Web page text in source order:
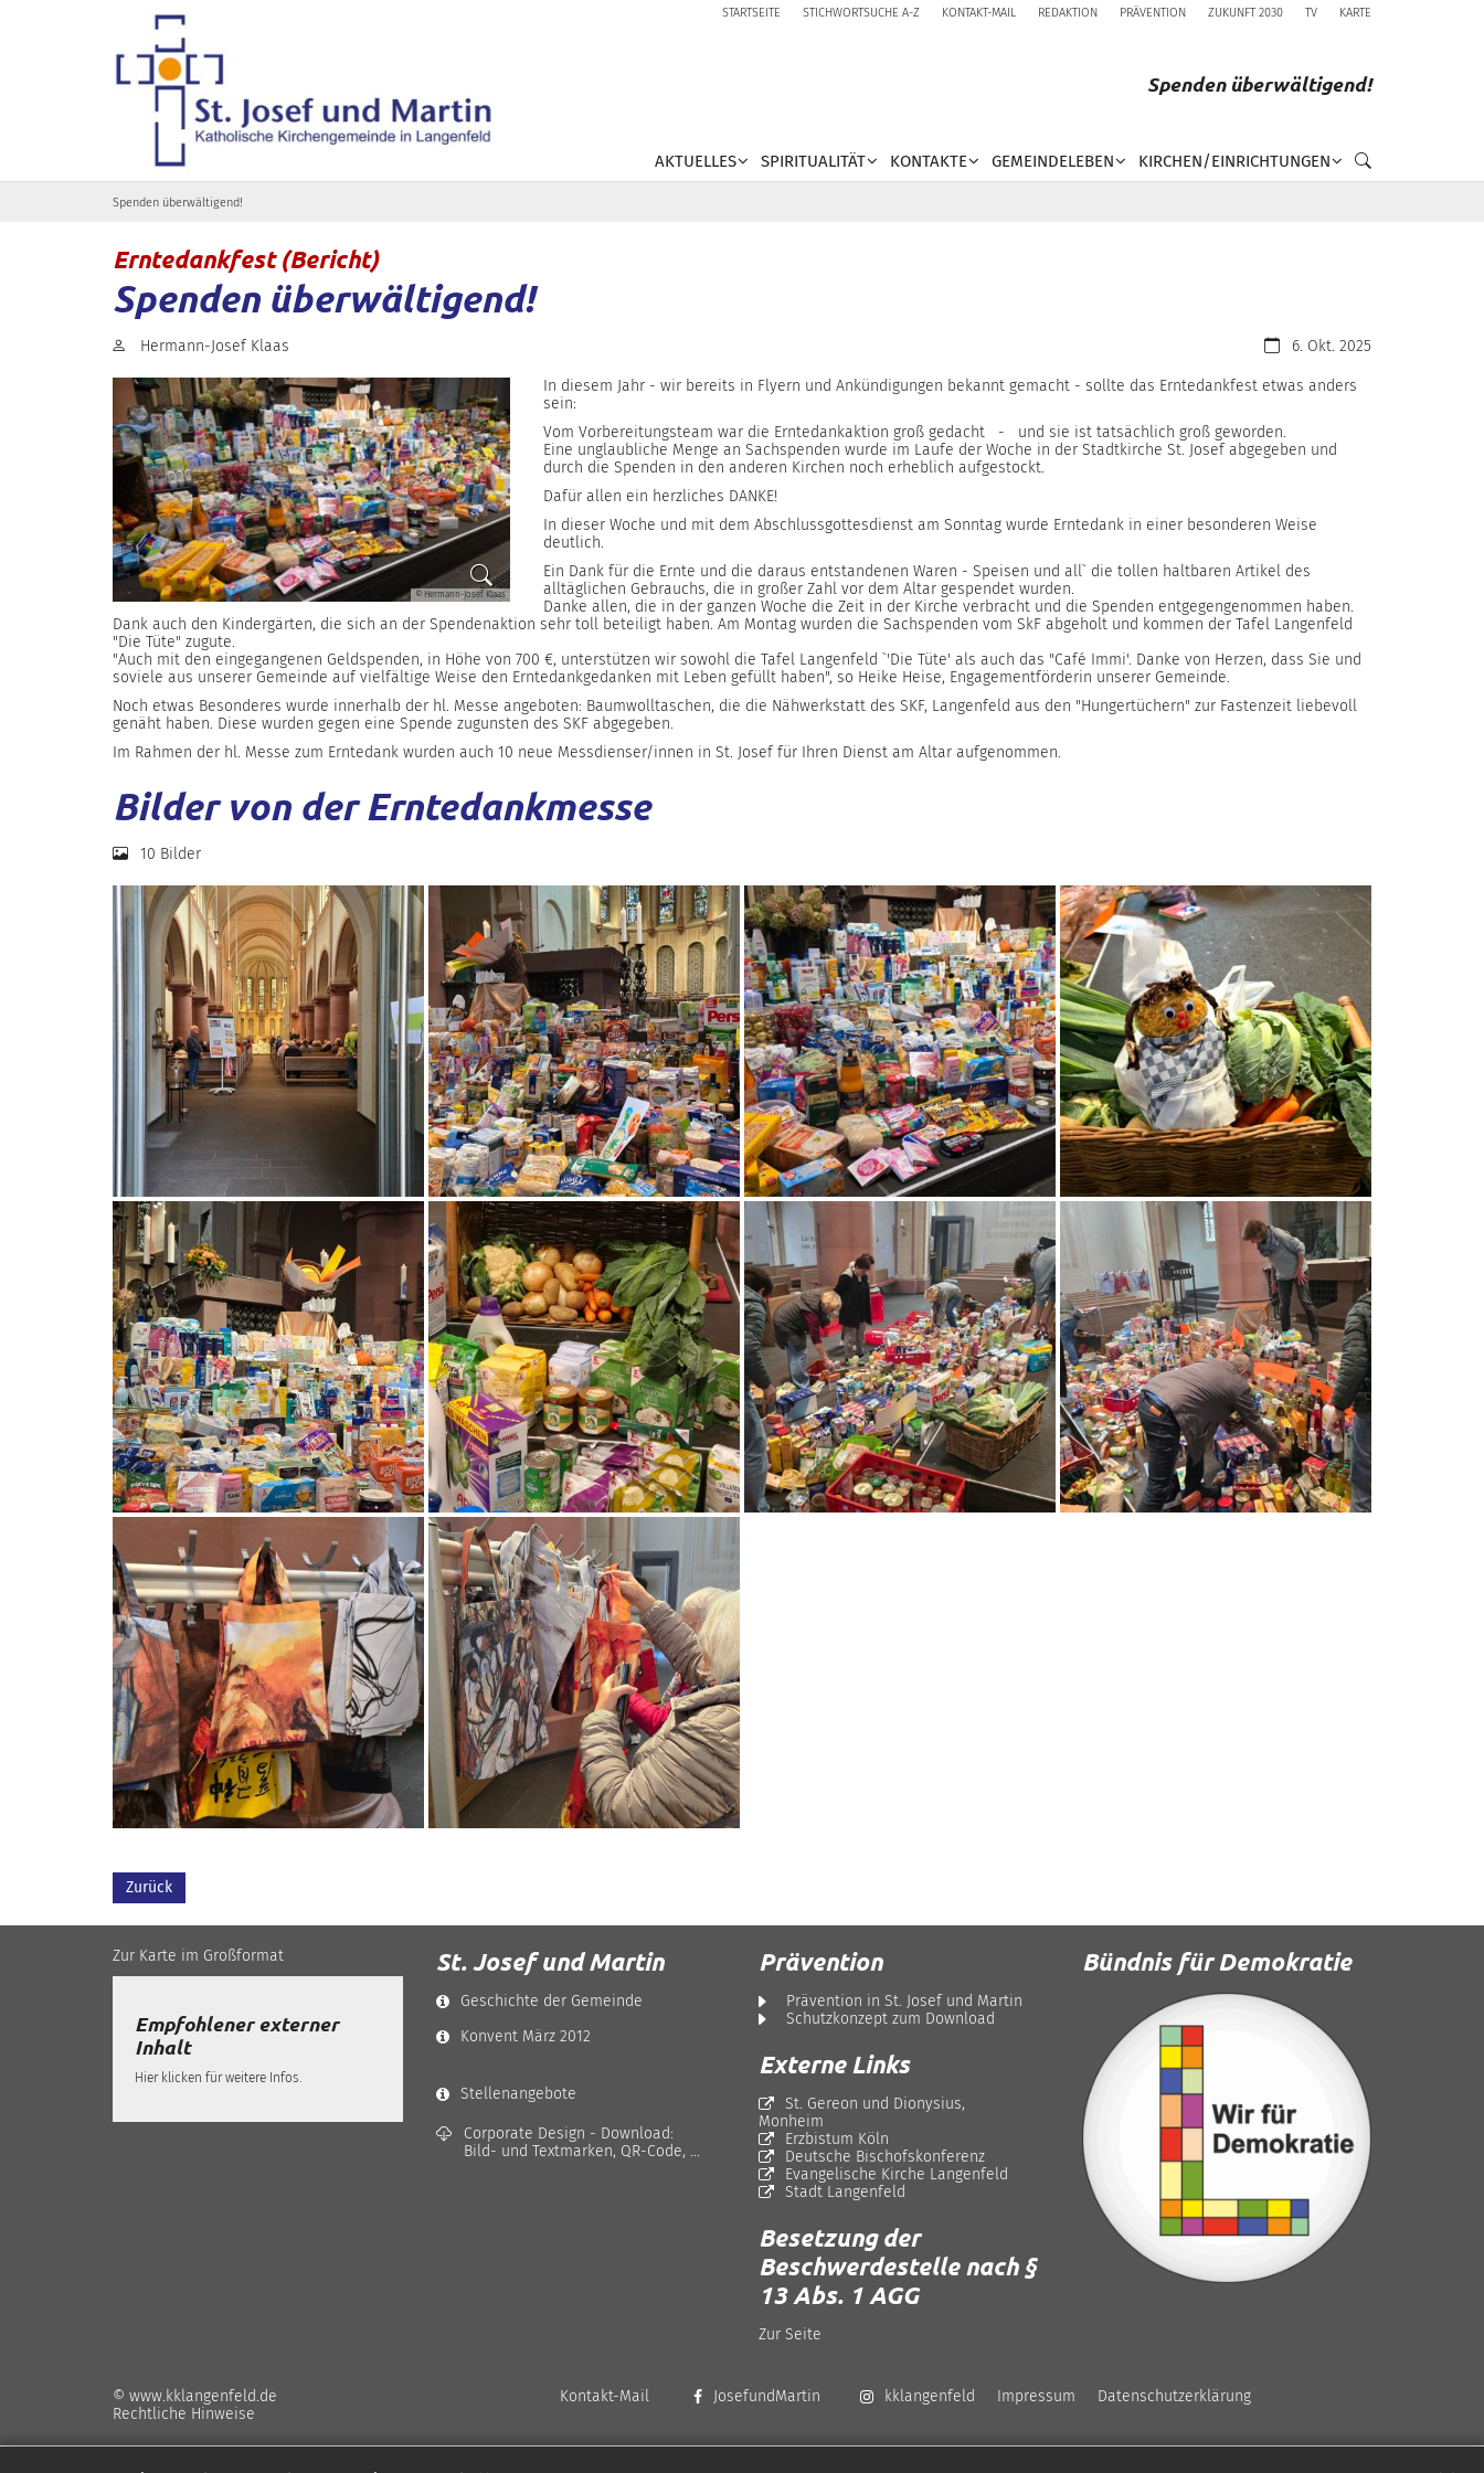
STARTSEITE STICHWORTSUCHE A-Z KONTAKT-MAIL REDAKTION PRÄVENTION ZUKUNFT 2030 TV KARTE
Spenden überwältigend!
AKTUELLES SPIRITUALITÄT KONTAKTE GEMEINDELEBEN KIRCHEN/EINRICHTUNGEN
Spenden überwältigend!
Erntedankfest (Bericht):
Spenden überwältigend!
Datum:6. Okt. 2025
Von: Hermann-Josef Klaas
© Hermann-Josef Klaas
In diesem Jahr - wir bereits in Flyern und Ankündigungen bekannt gemacht - sollte das Erntedankfest etwas anders
sein:
Vom Vorbereitungsteam war die Erntedankaktion groß gedacht - und sie ist tatsächlich groß geworden.
Eine unglaubliche Menge an Sachspenden wurde im Laufe der Woche in der Stadtkirche St. Josef abgegeben und
durch die Spenden in den anderen Kirchen noch erheblich aufgestockt.
Dafür allen ein herzliches DANKE!
In dieser Woche und mit dem Abschlussgottesdienst am Sonntag wurde Erntedank in einer besonderen Weise
deutlich.
Ein Dank für die Ernte und die daraus entstandenen Waren - Speisen und all` die tollen haltbaren Artikel des
alltäglichen Gebrauchs, die in großer Zahl vor dem Altar gespendet wurden.
Danke allen, die in der ganzen Woche die Zeit in der Kirche verbracht und die Spenden entgegengenommen haben.
Dank auch den Kindergärten, die sich an der Spendenaktion sehr toll beteiligt haben. Am Montag wurden die Sachspenden vom SkF abgeholt und kommen der Tafel Langenfeld
"Die Tüte" zugute.
"Auch mit den eingegangenen Geldspenden, in Höhe von 700 €, unterstützen wir sowohl die Tafel Langenfeld `'Die Tüte' als auch das "Café Immi'. Danke von Herzen, dass Sie und
soviele aus unserer Gemeinde auf vielfältige Weise den Erntedankgedanken mit Leben gefüllt haben", so Heike Heise, Engagementförderin unserer Gemeinde.
Noch etwas Besonderes wurde innerhalb der hl. Messe angeboten: Baumwolltaschen, die die Nähwerkstatt des SKF, Langenfeld aus den "Hungertüchern" zur Fastenzeit liebevoll
genäht haben. Diese wurden gegen eine Spende zugunsten des SKF abgegeben.
Im Rahmen der hl. Messe zum Erntedank wurden auch 10 neue Messdienser/innen in St. Josef für Ihren Dienst am Altar aufgenommen.
Bilder von der Erntedankmesse
10 Bilder
Zurück
Zur Karte im Großformat
Empfohlener externer
Inhalt
Hier klicken für weitere Infos.
St. Josef und Martin
Geschichte der Gemeinde
Konvent März 2012
Stellenangebote
Corporate Design - Download:
Bild- und Textmarken, QR-Code, ...
Prävention
Prävention in St. Josef und Martin
Schutzkonzept zum Download
Externe Links
St. Gereon und Dionysius,
Monheim
Erzbistum Köln
Deutsche Bischofskonferenz
Evangelische Kirche Langenfeld
Stadt Langenfeld
Besetzung der
Beschwerdestelle nach §
13 Abs. 1 AGG
Zur Seite
Bündnis für Demokratie
© www.kklangenfeld.de Kontakt-Mail JosefundMartin kklangenfeld Impressum
Datenschutzerklärung
Rechtliche Hinweise